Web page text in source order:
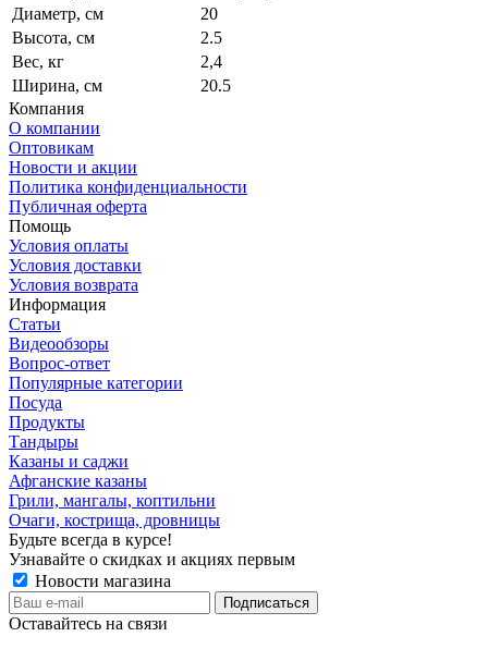
Диаметр, см
20
Высота, см
2.5
Вес, кг
2,4
Ширина, см
20.5
Компания
О компании
Оптовикам
Новости и акции
Политика конфиденциальности
Публичная оферта
Помощь
Условия оплаты
Условия доставки
Условия возврата
Информация
Статьи
Видеообзоры
Вопрос-ответ
Популярные категории
Посуда
Продукты
Тандыры
Казаны и саджи
Афганские казаны
Грили, мангалы, коптильни
Очаги, кострища, дровницы
Будьте всегда в курсе!
Узнавайте о скидках и акциях первым
Новости магазина
Оставайтесь на связи